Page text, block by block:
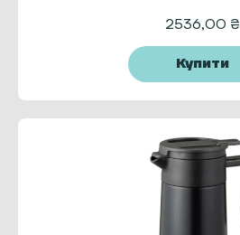
2536,00 ₴
Купити